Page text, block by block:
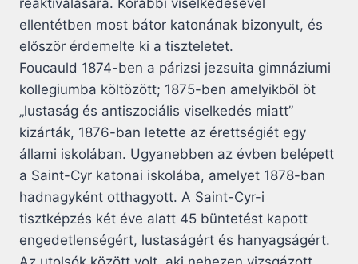
reaktiválására. Korábbi viselkedésével
ellentétben most bátor katonának bizonyult, és
először érdemelte ki a tiszteletet.
Foucauld 1874-ben a párizsi jezsuita gimnáziumi
kollegiumba költözött; 1875-ben amelyikböl öt
„lustaság és antiszociális viselkedés miatt”
kizárták, 1876-ban letette az érettségiét egy
állami iskolában. Ugyanebben az évben belépett
a Saint-Cyr katonai iskolába, amelyet 1878-ban
hadnagyként otthagyott. A Saint-Cyr-i
tisztképzés két éve alatt 45 büntetést kapott
engedetlenségért, lustaságért és hanyagságért.